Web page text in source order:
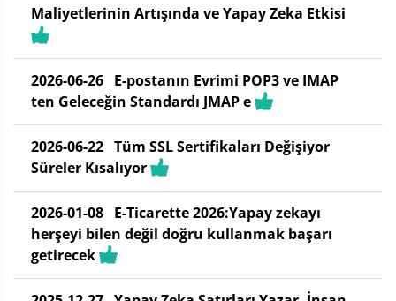
Maliyetlerinin Artışında ve Yapay Zeka Etkisi
2026-06-26 E-postanın Evrimi POP3 ve IMAP
ten Geleceğin Standardı JMAP e
2026-06-22 Tüm SSL Sertifikaları Değişiyor
Süreler Kısalıyor
2026-01-08 E-Ticarette 2026:Yapay zekayı
herşeyi bilen değil doğru kullanmak başarı
getirecek